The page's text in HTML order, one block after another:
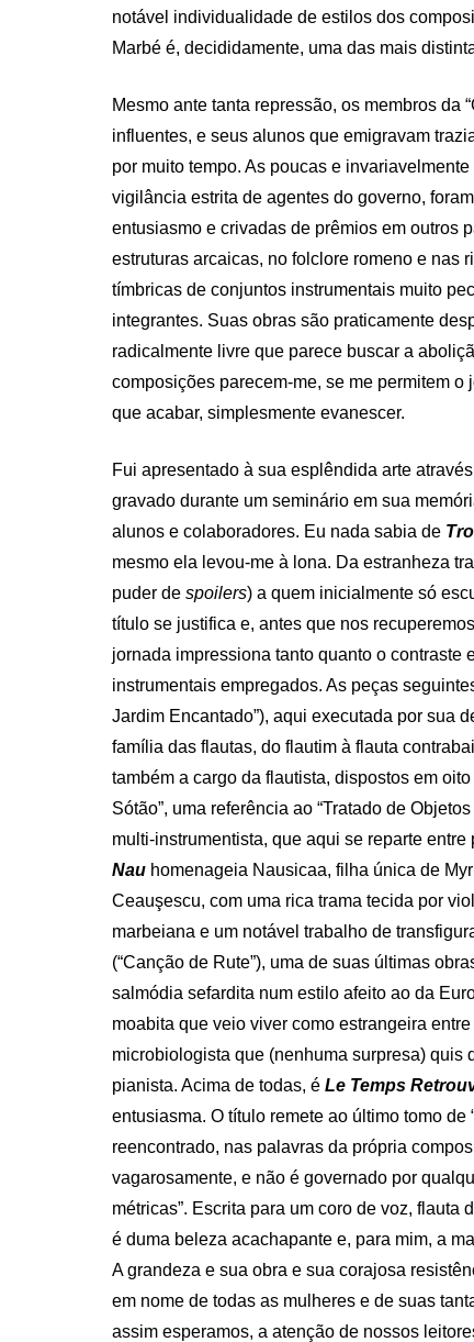
notável individualidade de estilos dos
Marbé é, decididamente, uma das mais
Mesmo ante tanta repressão, os membros da
influentes, e seus alunos que emigravam
por muito tempo. As poucas e
vigilância estrita de agentes do governo,
entusiasmo e crivadas de prêmios em outros
estruturas arcaicas, no folclore romeno e nas
tímbricas de conjuntos instrumentais muito
integrantes. Suas obras são praticamente
radicalmente livre que parece buscar a
composições parecem-me, se me permitem
que acabar, simplesmente evanescer.
Fui apresentado à sua esplêndida arte
gravado durante um seminário em sua
alunos e colaboradores. Eu nada sabia de
mesmo ela levou-me à lona. Da estranheza
puder de spoilers) a quem inicialmente só
título se justifica e, antes que nos
jornada impressiona tanto quanto o contraste
instrumentais empregados. As peças
Jardim Encantado”), aqui executada por sua
família das flautas, do flautim à flauta
também a cargo da flautista, dispostos em
Sótão”, uma referência ao “Tratado de
multi-instrumentista, que aqui se reparte entre
Nau homenageia Nausicaa, filha única de
Ceauşescu, com uma rica trama tecida por
marbeiana e um notável trabalho de
(“Canção de Rute”), uma de suas últimas
salmódia sefardita num estilo afeito ao da
moabita que veio viver como estrangeira
microbiologista que (nenhuma surpresa) quis
pianista. Acima de todas, é Le Temps
entusiasma. O título remete ao último tomo de
reencontrado, nas palavras da própria
vagarosamente, e não é governado por
métricas”. Escrita para um coro de voz, flauta
é duma beleza acachapante e, para mim, a
A grandeza e sua obra e sua corajosa
em nome de todas as mulheres e de suas
assim esperamos, a atenção de nossos